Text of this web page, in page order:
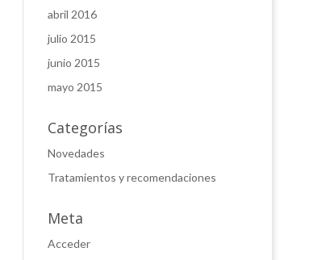
abril 2016
julio 2015
junio 2015
mayo 2015
Categorías
Novedades
Tratamientos y recomendaciones
Meta
Acceder